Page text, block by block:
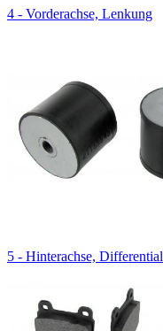
4 - Vorderachse, Lenkung
5 - Hinterachse, Differential